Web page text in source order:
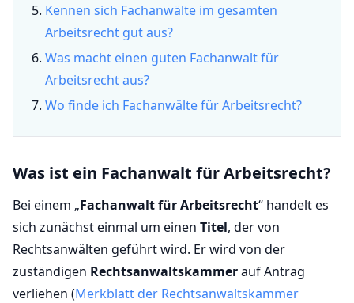
Kennen sich Fachanwälte im gesamten
Arbeitsrecht gut aus?
Was macht einen guten Fachanwalt für
Arbeitsrecht aus?
Wo finde ich Fachanwälte für Arbeitsrecht?
Was ist ein Fachanwalt für Arbeitsrecht?
Bei einem „Fachanwalt für Arbeitsrecht“ handelt es
sich zunächst einmal um einen Titel, der von
Rechtsanwälten geführt wird. Er wird von der
zuständigen Rechtsanwaltskammerauf Antrag
verliehen (Merkblatt der Rechtsanwaltskammer